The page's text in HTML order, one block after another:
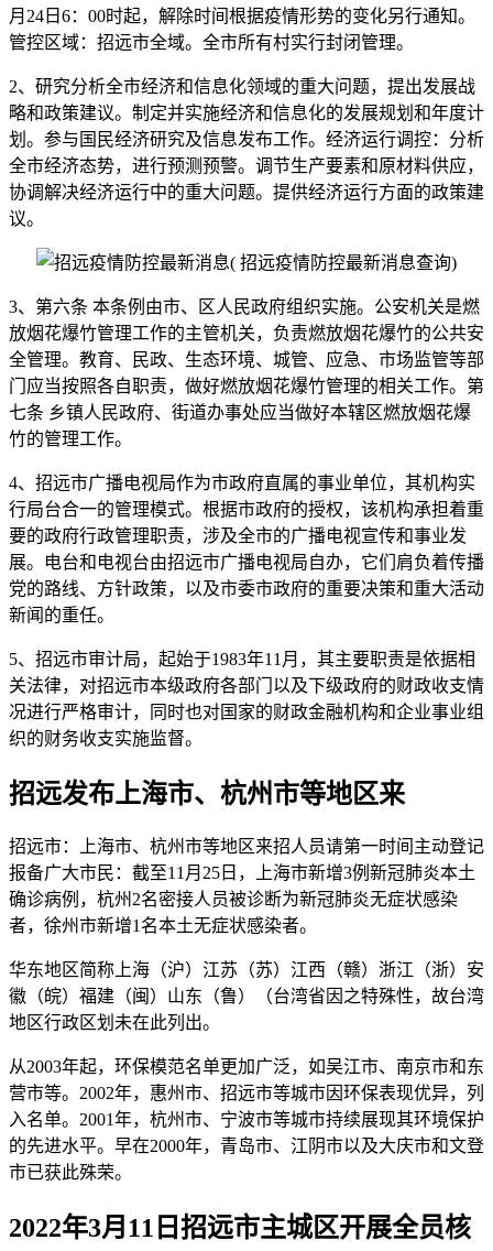
月24日6：00时起，解除时间根据疫情形势的变化另行通知。
管控区域：招远市全域。全市所有村实行封闭管理。
2、研究分析全市经济和信息化领域的重大问题，提出发展战
略和政策建议。制定并实施经济和信息化的发展规划和年度计
划。参与国民经济研究及信息发布工作。经济运行调控：分析
全市经济态势，进行预测预警。调节生产要素和原材料供应，
协调解决经济运行中的重大问题。提供经济运行方面的政策建
议。
3、第六条 本条例由市、区人民政府组织实施。公安机关是燃
放烟花爆竹管理工作的主管机关，负责燃放烟花爆竹的公共安
全管理。教育、民政、生态环境、城管、应急、市场监管等部
门应当按照各自职责，做好燃放烟花爆竹管理的相关工作。第
七条 乡镇人民政府、街道办事处应当做好本辖区燃放烟花爆
竹的管理工作。
4、招远市广播电视局作为市政府直属的事业单位，其机构实
行局台合一的管理模式。根据市政府的授权，该机构承担着重
要的政府行政管理职责，涉及全市的广播电视宣传和事业发
展。电台和电视台由招远市广播电视局自办，它们肩负着传播
党的路线、方针政策，以及市委市政府的重要决策和重大活动
新闻的重任。
5、招远市审计局，起始于1983年11月，其主要职责是依据相
关法律，对招远市本级政府各部门以及下级政府的财政收支情
况进行严格审计，同时也对国家的财政金融机构和企业事业组
织的财务收支实施监督。
招远发布上海市、杭州市等地区来
招远市：上海市、杭州市等地区来招人员请第一时间主动登记
报备广大市民：截至11月25日，上海市新增3例新冠肺炎本土
确诊病例，杭州2名密接人员被诊断为新冠肺炎无症状感染
者，徐州市新增1名本土无症状感染者。
华东地区简称上海（沪）江苏（苏）江西（赣）浙江（浙）安
徽（皖）福建（闽）山东（鲁）（台湾省因之特殊性，故台湾
地区行政区划未在此列出。
从2003年起，环保模范名单更加广泛，如吴江市、南京市和东
营市等。2002年，惠州市、招远市等城市因环保表现优异，列
入名单。2001年，杭州市、宁波市等城市持续展现其环境保护
的先进水平。早在2000年，青岛市、江阴市以及大庆市和文登
市已获此殊荣。
2022年3月11日招远市主城区开展全员核